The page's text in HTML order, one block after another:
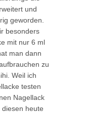
und
geworden.
besonders
mit nur 6 ml
man dann
zu
Weil ich
testen
Nagellack
heute